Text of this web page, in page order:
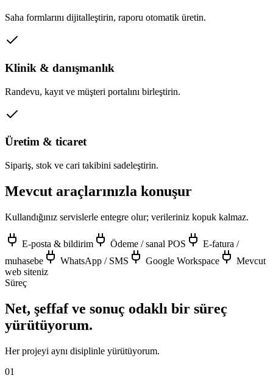
Saha formlarını dijitalleştirin, raporu otomatik üretin.
Klinik & danışmanlık
Randevu, kayıt ve müşteri portalını birleştirin.
Üretim & ticaret
Sipariş, stok ve cari takibini sadeleştirin.
Mevcut araçlarınızla konuşur
Kullandığınız servislerle entegre olur; verileriniz kopuk kalmaz.
E-posta & bildirim Ödeme / sanal POS
E-fatura /
muhasebe
WhatsApp / SMS Google Workspace
Mevcut
web siteniz
Süreç
Net, şeffaf ve sonuç odaklı bir süreç
yürütüyorum.
Her projeyi aynı disiplinle yürütüyorum.
01